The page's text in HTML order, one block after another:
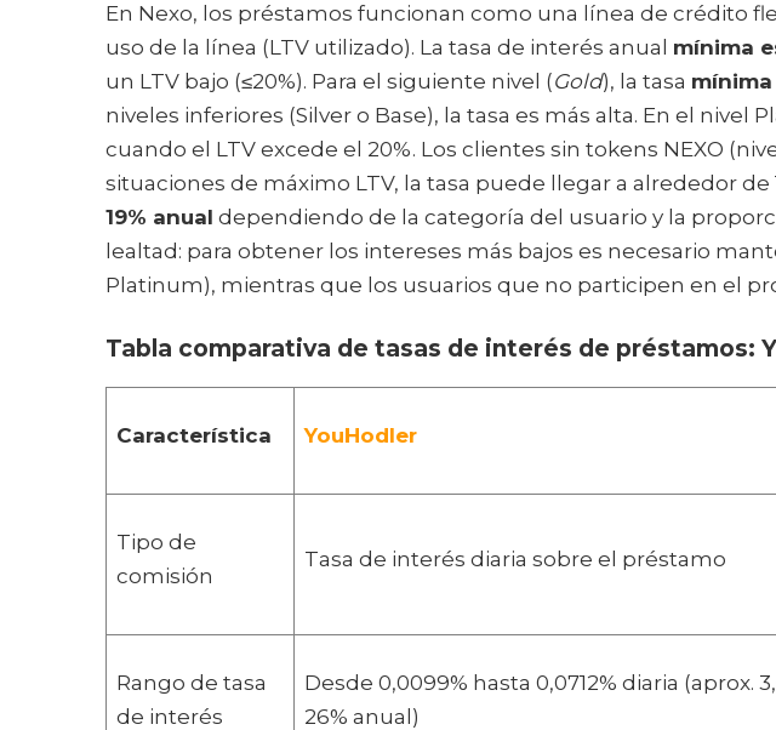
En Nexo, los préstamos funcionan como una línea de crédito
uso de la línea (LTV utilizado). La tasa de interés anual mínima
un LTV bajo (≤20%). Para el siguiente nivel (Gold), la tasa mínima
niveles inferiores (Silver o Base), la tasa es más alta. En el nivel
cuando el LTV excede el 20%. Los clientes sin tokens NEXO
situaciones de máximo LTV, la tasa puede llegar a alrededor
19% anual dependiendo de la categoría del usuario y la
lealtad: para obtener los intereses más bajos es necesario
Platinum), mientras que los usuarios que no participen en el
Tabla comparativa de tasas de interés de préstamos:
Característica YouHodler
Tipo de
comisión
Tasa de interés diaria sobre el préstamo
Rango de tasa
de interés
Desde 0,0099% hasta 0,0712% diaria (aprox.
26% anual)